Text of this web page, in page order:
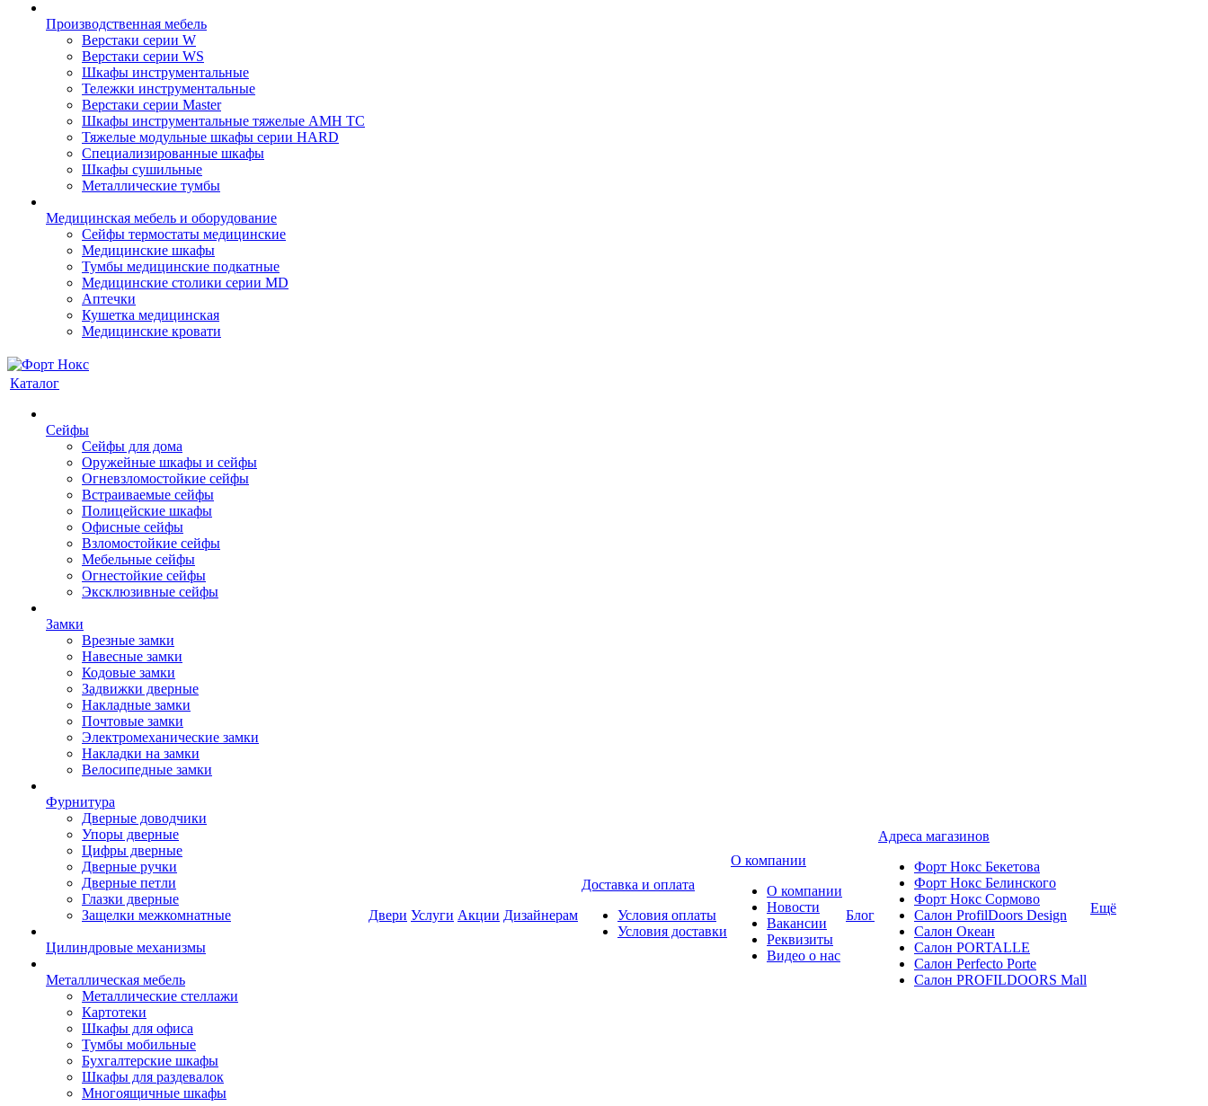
Производственная мебель
Верстаки серии W
Верстаки серии WS
Шкафы инструментальные
Тележки инструментальные
Верстаки серии Master
Шкафы инструментальные тяжелые AMH TC
Тяжелые модульные шкафы серии HARD
Cпециализированные шкафы
Шкафы сушильные
Металлические тумбы
Медицинская мебель и оборудование
Сейфы термостаты медицинские
Медицинские шкафы
Тумбы медицинские подкатные
Медицинские столики серии MD
Аптечки
Кушетка медицинская
Медицинские кровати
Каталог
Сейфы
Сейфы для дома
Оружейные шкафы и сейфы
Огневзломостойкие сейфы
Встраиваемые сейфы
Полицейские шкафы
Офисные сейфы
Взломостойкие сейфы
Мебельные сейфы
Огнестойкие сейфы
Эксклюзивные сейфы
Замки
Врезные замки
Навесные замки
Кодовые замки
Задвижки дверные
Накладные замки
Почтовые замки
Электромеханические замки
Накладки на замки
Велосипедные замки
Фурнитура
Дверные доводчики
Упоры дверные
Цифры дверные
Дверные ручки
Дверные петли
Глазки дверные
Защелки межкомнатные
Цилиндровые механизмы
Металлическая мебель
Металлические стеллажи
Картотеки
Шкафы для офиса
Тумбы мобильные
Бухгалтерские шкафы
Шкафы для раздевалок
Многоящичные шкафы
Двери Услуги Акции Дизайнерам
Доставка и оплата
Условия оплаты
Условия доставки
О компании
О компании
Новости
Вакансии
Реквизиты
Видео о нас
Блог
Адреса магазинов
Форт Нокс Бекетова
Форт Нокс Белинского
Форт Нокс Сормово
Салон ProfilDoors Design
Салон Океан
Салон PORTALLE
Салон Perfecto Portе
Салон PROFILDOORS Mall
Ещё